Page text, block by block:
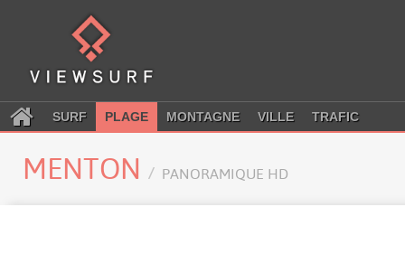
SURF PLAGE MONTAGNE VILLE TRAFIC
MENTON PANORAMIQUE HD